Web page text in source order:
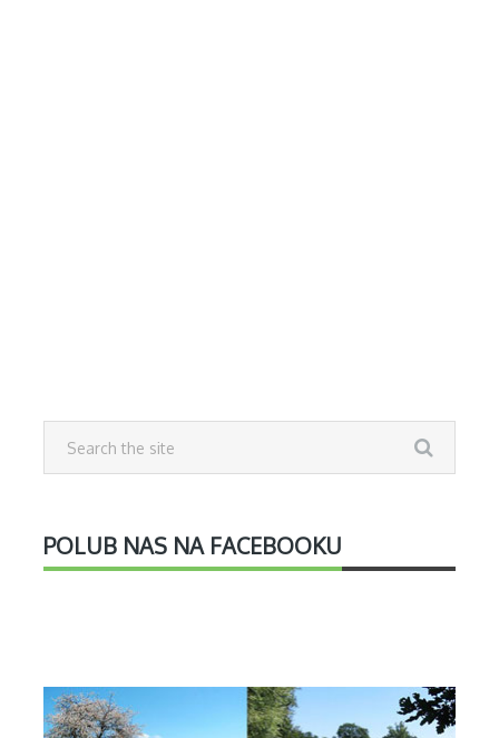
POLUB NAS NA FACEBOOKU